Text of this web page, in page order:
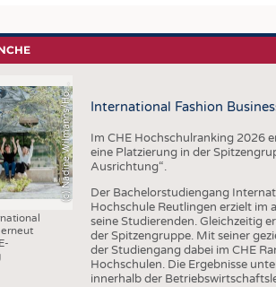
TEXTILE LEADERSHIP
(
c
)
N
a
d
i
n
e
W
i
l
m
a
n
n
s
/
H
o
c
h
s
c
h
u
l
e
R
e
u
t
l
i
n
g
e
n
International Fashion
Im CHE Hochschulranking 2026
eine Platzierung in der
Ausrichtung“.
Der Bachelorstudiengang
Hochschule Reutlingen erzielt im
seine Studierenden. Gleichzeitig
der Spitzengruppe. Mit seiner
der Studiengang dabei im CHE
Hochschulen. Die Ergebnisse
innerhalb der